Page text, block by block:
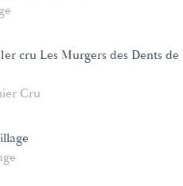
cru Les Murgers des Dents de
Cru